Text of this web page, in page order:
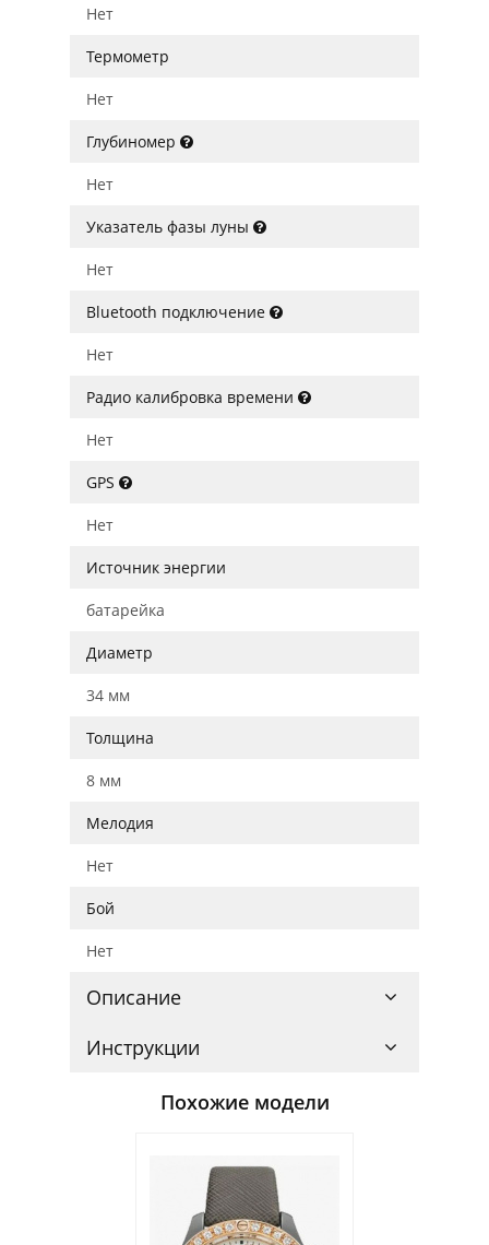
Нет
Термометр
Нет
Глубиномер
Нет
Указатель фазы луны
Нет
Bluetooth подключение
Нет
Радио калибровка времени
Нет
GPS
Нет
Источник энергии
батарейка
Диаметр
34 мм
Толщина
8 мм
Мелодия
Нет
Бой
Нет
Описание
Инструкции
Похожие модели